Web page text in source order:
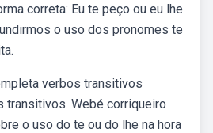
correta: Eu te peço ou eu lhe
o uso dos pronomes te
verbos transitivos
transitivos. Webé corriqueiro
o uso do te ou do lhe na hora